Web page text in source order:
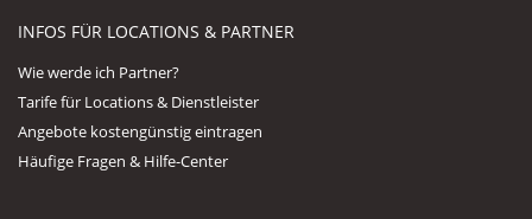
INFOS FÜR LOCATIONS & PARTNER
Wie werde ich Partner?
Tarife für Locations & Dienstleister
Angebote kostengünstig eintragen
Häufige Fragen & Hilfe-Center